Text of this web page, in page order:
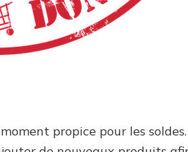
propice pour les